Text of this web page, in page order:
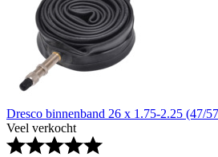
Dresco binnenband 26 x 1.75-2.25 (47/
Veel verkocht